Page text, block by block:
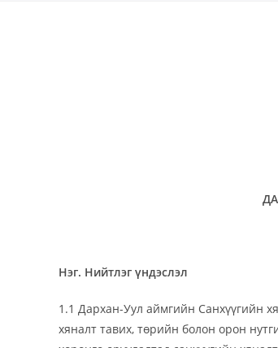
Нэг. Нийтлэг үндэслэл
1.1 Дархан-Уул аймгийн Санхүүгийн
хяналт тавих, төрийн болон орон